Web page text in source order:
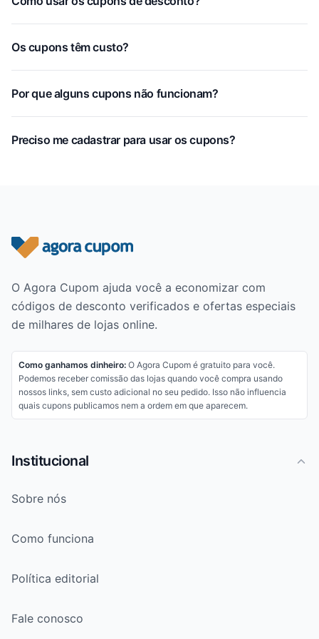
Os cupons têm custo?
Por que alguns cupons não funcionam?
Preciso me cadastrar para usar os cupons?
Rodapé do site
O Agora Cupom ajuda você a economizar com
códigos de desconto verificados e ofertas especiais
de milhares de lojas online.
Como ganhamos dinheiro:O Agora Cupom é gratuito para você.
Podemos receber comissão das lojas quando você compra usando
nossos links, sem custo adicional no seu pedido. Isso não influencia
quais cupons publicamos nem a ordem em que aparecem.
Institucional
Sobre nós
Como funciona
Política editorial
Fale conosco